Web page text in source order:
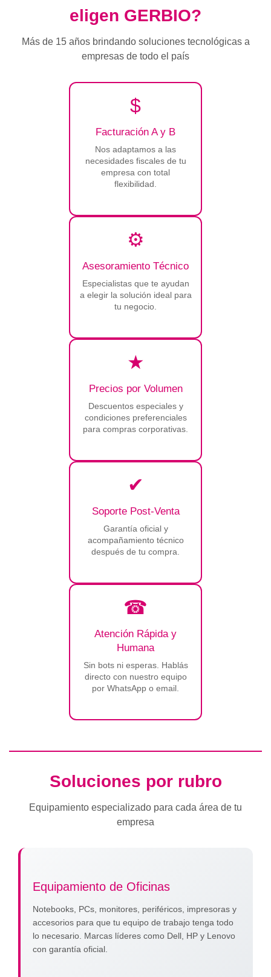
eligen GERBIO?
Más de 15 años brindando soluciones tecnológicas a
empresas de todo el país
$
Facturación A y B
Nos adaptamos a las
necesidades fiscales de tu
empresa con total
flexibilidad.
⚙
Asesoramiento Técnico
Especialistas que te ayudan
a elegir la solución ideal para
tu negocio.
★
Precios por Volumen
Descuentos especiales y
condiciones preferenciales
para compras corporativas.
✔
Soporte Post-Venta
Garantía oficial y
acompañamiento técnico
después de tu compra.
☎
Atención Rápida y
Humana
Sin bots ni esperas. Hablás
directo con nuestro equipo
por WhatsApp o email.
Soluciones por rubro
Equipamiento especializado para cada área de tu
empresa
Equipamiento de Oficinas
Notebooks, PCs, monitores, periféricos, impresoras y
accesorios para que tu equipo de trabajo tenga todo
lo necesario. Marcas líderes como Dell, HP y Lenovo
con garantía oficial.